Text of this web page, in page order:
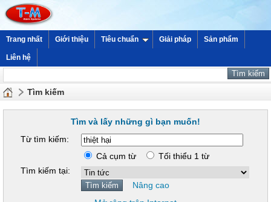
Trang nhất Giới thiệu Tiêu chuẩn Giải pháp Sản phẩm
Liên hệ
Tìm kiếm
Tìm và lấy những gì bạn muốn!
Từ tìm kiếm:
Cả cụm từ
Tối thiểu 1 từ
Tìm kiếm tại:
Nâng cao